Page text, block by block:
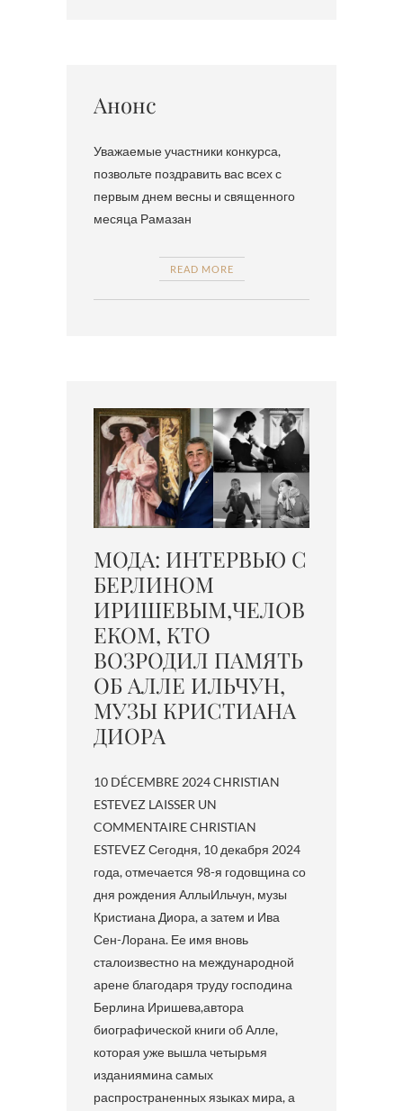
Анонс
Уважаемые участники конкурса,
позвольте поздравить вас всех с
первым днем весны и священного
месяца Рамазан
READ MORE
МОДА: ИНТЕРВЬЮ С
БЕРЛИНОМ
ИРИШЕВЫМ,ЧЕЛОВ
ЕКОМ, КТО
ВОЗРОДИЛ ПАМЯТЬ
ОБ АЛЛЕ ИЛЬЧУН,
МУЗЫ КРИСТИАНА
ДИОРА
10 DÉCEMBRE 2024 CHRISTIAN
ESTEVEZ LAISSER UN
COMMENTAIRE CHRISTIAN
ESTEVEZ Сегодня, 10 декабря 2024
года, отмечается 98-я годовщина со
дня рождения АллыИльчун, музы
Кристиана Диора, а затем и Ива
Сен-Лорана. Ее имя вновь
сталоизвестно на международной
арене благодаря труду господина
Берлина Иришевa,автора
биографической книги об Алле,
которая уже вышла четырьмя
изданиямина самых
распространенных языках мира, а